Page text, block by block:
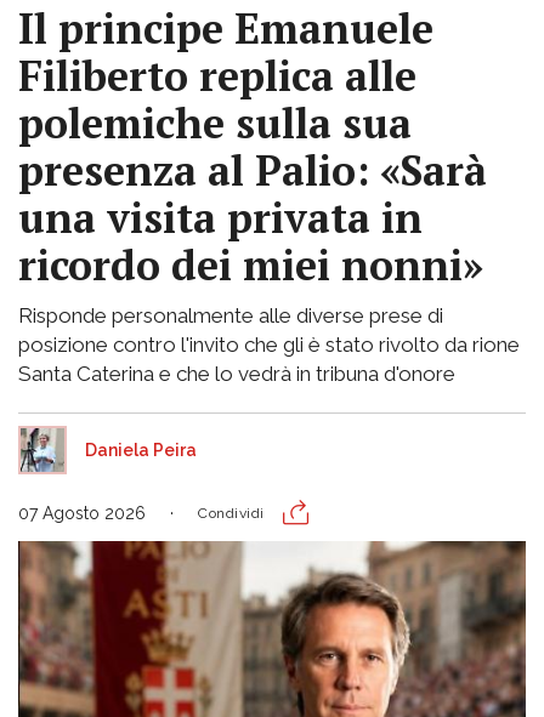
Il principe Emanuele
Filiberto replica alle
polemiche sulla sua
presenza al Palio: «Sarà
una visita privata in
ricordo dei miei nonni»
Risponde personalmente alle diverse prese di
posizione contro l'invito che gli è stato rivolto da rione
Santa Caterina e che lo vedrà in tribuna d'onore
Daniela Peira
07 Agosto 2026 Condividi